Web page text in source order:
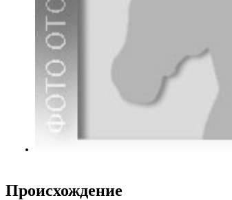
Происхождение